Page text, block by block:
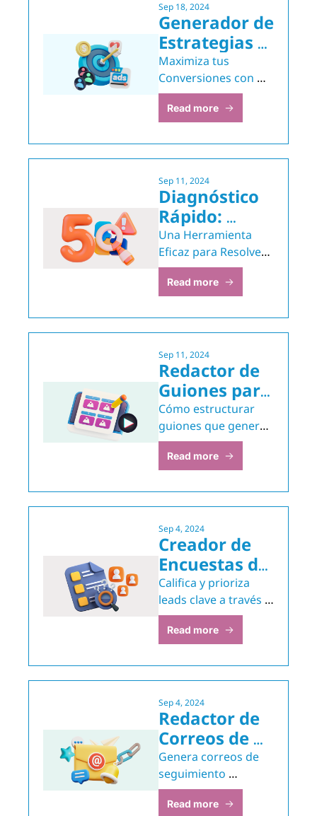
Sep 18, 2024
Generador de
Estrategias
de
Retargeting
Maximiza tus
Conversiones con
Campañas
Personalizadas y
Read more
Sep 11, 2024
Diagnóstico
Rápido:
Identifica la
Causa con los
5 Porqués
Una Herramienta
Eficaz para Resolver
Problemas
Empresariales desde
Read more
Sep 11, 2024
Redactor de
Guiones para
Tik Tok
Cómo estructurar
guiones que generen
interacción en TikTok
Read more
Sep 4, 2024
Creador de
Encuestas de
Calificación
de Leads
Califica y prioriza
leads clave a través
de encuestas
personalizadas
Read more
Sep 4, 2024
Redactor de
Correos de
Seguimiento
a Leads
Genera correos de
seguimiento
personalizados para
mantener y avanzar
Read more